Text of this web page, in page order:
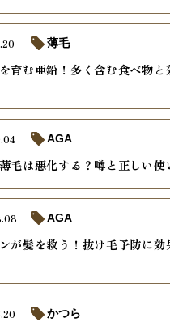
育む亜鉛！多く含む食べ物と
薄毛
毛は悪化する？噂と正しい使
AGA
が髪を救う！抜け毛予防に効
AGA
かつら